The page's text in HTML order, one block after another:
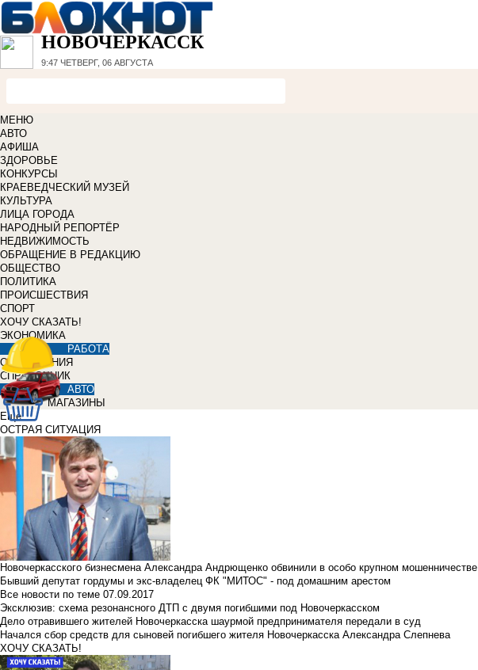
НОВОЧЕРКАССК
9:47 ЧЕТВЕРГ, 06 АВГУСТА
МЕНЮ
АВТО
АФИША
ЗДОРОВЬЕ
КОНКУРСЫ
КРАЕВЕДЧЕСКИЙ МУЗЕЙ
КУЛЬТУРА
ЛИЦА ГОРОДА
НАРОДНЫЙ РЕПОРТЁР
НЕДВИЖИМОСТЬ
ОБРАЩЕНИЕ В РЕДАКЦИЮ
ОБЩЕСТВО
ПОЛИТИКА
ПРОИСШЕСТВИЯ
СПОРТ
ХОЧУ СКАЗАТЬ!
ЭКОНОМИКА
РАБОТА
ОБЪЯВЛЕНИЯ
СПРАВОЧНИК
АВТО
МАГАЗИНЫ
Еще
ОСТРАЯ СИТУАЦИЯ
Новочеркасского бизнесмена Александра Андрющенко обвинили в особо крупном мошенничестве
Бывший депутат гордумы и экс-владелец ФК "МИТОС" - под домашним арестом
Все новости по теме 07.09.2017
Эксклюзив: схема резонансного ДТП с двумя погибшими под Новочеркасском
Дело отравившего жителей Новочеркасска шаурмой предпринимателя передали в суд
Начался сбор средств для сыновей погибшего жителя Новочеркасска Александра Слепнева
ХОЧУ СКАЗАТЬ!